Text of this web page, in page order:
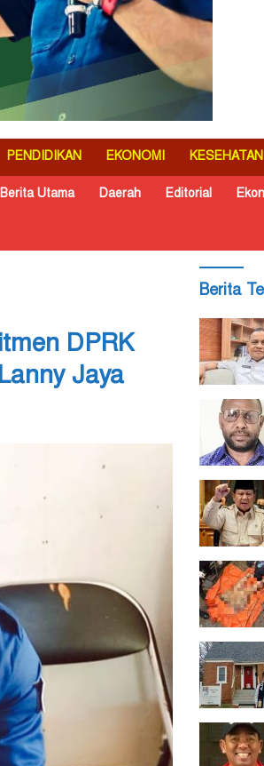
PENDIDIKAN EKONOMI KESEHATAN
Berita Utama Daerah Editorial
DPRK
Jaya
Berita